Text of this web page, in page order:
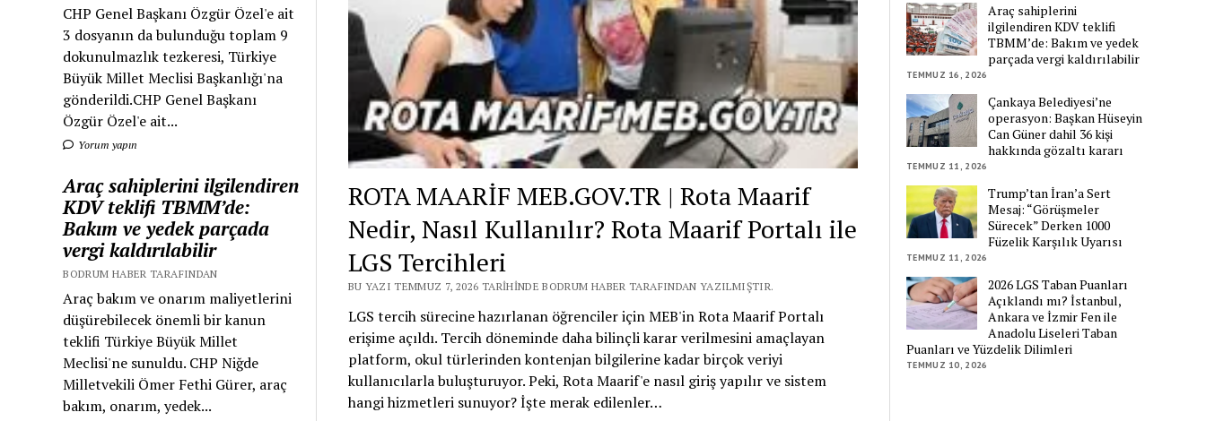
CHP Genel Başkanı Özgür Özel'e ait
3 dosyanın da bulunduğu toplam 9
dokunulmazlık tezkeresi, Türkiye
Büyük Millet Meclisi Başkanlığı'na
gönderildi.CHP Genel Başkanı
Özgür Özel'e ait...
Yorum yapın
Araç sahiplerini ilgilendiren
KDV teklifi TBMM’de:
Bakım ve yedek parçada
vergi kaldırılabilir
BODRUM HABER TARAFINDAN
Araç bakım ve onarım maliyetlerini
düşürebilecek önemli bir kanun
teklifi Türkiye Büyük Millet
Meclisi'ne sunuldu. CHP Niğde
Milletvekili Ömer Fethi Gürer, araç
bakım, onarım, yedek...
ROTA MAARİF MEB.GOV.TR | Rota Maarif
Nedir, Nasıl Kullanılır? Rota Maarif Portalı ile
LGS Tercihleri
BU YAZI TEMMUZ 7, 2026 TARIHINDE BODRUM HABER TARAFINDAN YAZILMIŞTIR.
LGS tercih sürecine hazırlanan öğrenciler için MEB'in Rota Maarif Portalı
erişime açıldı. Tercih döneminde daha bilinçli karar verilmesini amaçlayan
platform, okul türlerinden kontenjan bilgilerine kadar birçok veriyi
kullanıcılarla buluşturuyor. Peki, Rota Maarif'e nasıl giriş yapılır ve sistem
hangi hizmetleri sunuyor? İşte merak edilenler…
Araç sahiplerini
ilgilendiren KDV teklifi
TBMM’de: Bakım ve yedek
parçada vergi kaldırılabilir
TEMMUZ 16, 2026
Çankaya Belediyesi’ne
operasyon: Başkan Hüseyin
Can Güner dahil 36 kişi
hakkında gözaltı kararı
TEMMUZ 11, 2026
Trump’tan İran’a Sert
Mesaj: “Görüşmeler
Sürecek” Derken 1000
Füzelik Karşılık Uyarısı
TEMMUZ 11, 2026
2026 LGS Taban Puanları
Açıklandı mı? İstanbul,
Ankara ve İzmir Fen ile
Anadolu Liseleri Taban
Puanları ve Yüzdelik Dilimleri
TEMMUZ 10, 2026